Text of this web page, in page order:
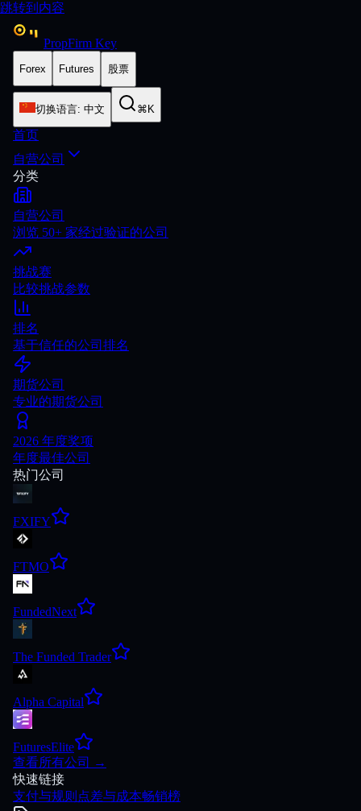
跳转到内容
PropFirm Key
Forex Futures 股票
切换语言: 中文 ⌘K
首页
自营公司
分类
自营公司
浏览 50+ 家经过验证的公司
挑战赛
比较挑战参数
排名
基于信任的公司排名
期货公司
专业的期货公司
2026 年度奖项
年度最佳公司
热门公司
FXIFY
FTMO
FundedNext
The Funded Trader
Alpha Capital
FuturesElite
查看所有公司
→
快速链接
支付与规则 点差与成本畅销榜